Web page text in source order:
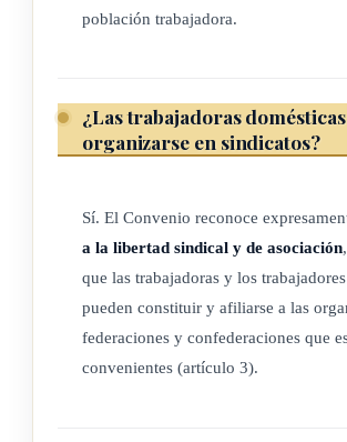
forma de un convenio internacional, adopta,
los trabajadores domésticos, 2011.
A los fines del presente Convenio:
a) la expresión «trabajo doméstico»
realizado en un hogar u hogares o para
b) la expresión «trabajador doméstico»
población trabajadora.
¿Las trabajadoras
organizarse en sindicatos?
Sí. El Convenio reconoce
a la libertad sindical y de asociación
que las trabajadoras y los
pueden constituir y afiliarse a las
federaciones y confederaciones que
convenientes (artículo 3).